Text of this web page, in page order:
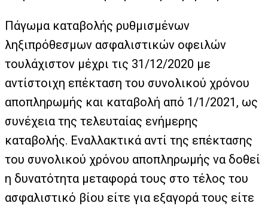
Πάγωμα καταβολής ρυθμισμένων
ληξιπρόθεσμων ασφαλιστικών οφειλών
τουλάχιστον μέχρι τις 31/12/2020 με
αντίστοιχη επέκταση του συνολικού χρόνου
αποπληρωμής και καταβολή από 1/1/2021, ως
συνέχεια της τελευταίας ενήμερης
καταβολής. Εναλλακτικά αντί της επέκτασης
του συνολικού χρόνου αποπληρωμής να δοθεί
η δυνατότητα μεταφορά τους στο τέλος του
ασφαλιστικό βίου είτε για εξαγορά τους είτε